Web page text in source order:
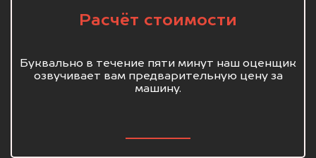
Расчёт стоимости
Буквально в течение пяти минут наш оценщик
озвучивает вам предварительную цену за
машину.